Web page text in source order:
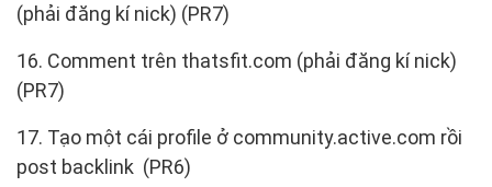
(phải đăng kí nick) (PR7)
16. Comment trên thatsfit.com (phải đăng kí nick)
(PR7)
17. Tạo một cái profile ở community.active.com rồi
post backlink (PR6)